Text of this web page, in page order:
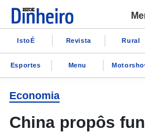
IstoÉ Revista Rural
Esportes Menu
Economia
China propôs